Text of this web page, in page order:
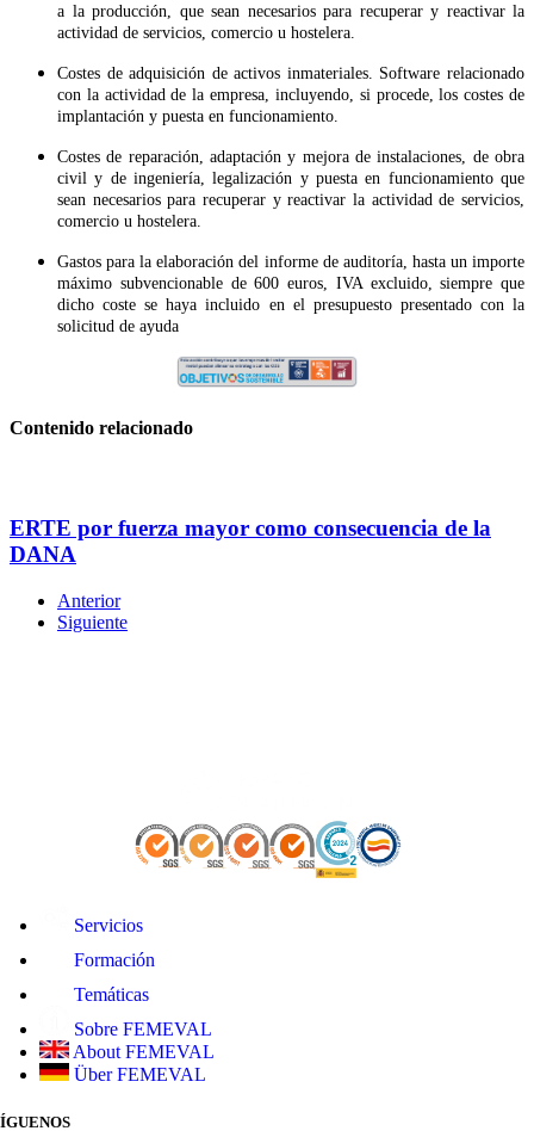
a la producción, que sean necesarios para recuperar y reactivar la
actividad de servicios, comercio u hostelera.
Costes de adquisición de activos inmateriales. Software relacionado
con la actividad de la empresa, incluyendo, si procede, los costes de
implantación y puesta en funcionamiento.
Costes de reparación, adaptación y mejora de instalaciones, de obra
civil y de ingeniería, legalización y puesta en funcionamiento que
sean necesarios para recuperar y reactivar la actividad de servicios,
comercio u hostelera.
Gastos para la elaboración del informe de auditoría, hasta un importe
máximo subvencionable de 600 euros, IVA excluido, siempre que
dicho coste se haya incluido en el presupuesto presentado con la
solicitud de ayuda
Contenido relacionado
ERTE por fuerza mayor como consecuencia de la
DANA
Anterior
Siguiente
Servicios
Formación
Temáticas
Sobre FEMEVAL
About FEMEVAL
Über FEMEVAL